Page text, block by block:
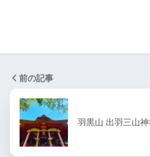
前の記事
羽黒山 出羽三山神